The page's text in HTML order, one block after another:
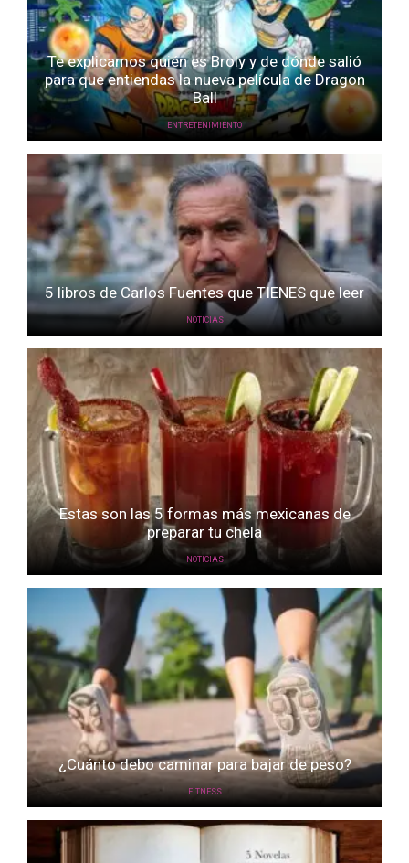
Te explicamos quién es Broly y de dónde salió
para que entiendas la nueva película de Dragon
Ball
ENTRETENIMIENTO
5 libros de Carlos Fuentes que TIENES que leer
NOTICIAS
Estas son las 5 formas más mexicanas de
preparar tu chela
NOTICIAS
¿Cuánto debo caminar para bajar de peso?
FITNESS